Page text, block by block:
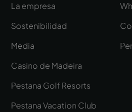
La empresa
Sostenibilidad
Media
Casino de Madeira
Pestana Golf Resorts
Pestana Vacation Club